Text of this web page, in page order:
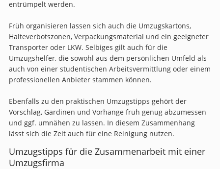
entrümpelt werden.
Früh organisieren lassen sich auch die Umzugskartons,
Halteverbotszonen, Verpackungsmaterial und ein geeigneter
Transporter oder LKW. Selbiges gilt auch für die
Umzugshelfer, die sowohl aus dem persönlichen Umfeld als
auch von einer studentischen Arbeitsvermittlung oder einem
professionellen Anbieter stammen können.
Ebenfalls zu den praktischen Umzugstipps gehört der
Vorschlag, Gardinen und Vorhänge früh genug abzumessen
und ggf. umnähen zu lassen. In diesem Zusammenhang
lässt sich die Zeit auch für eine Reinigung nutzen.
Umzugstipps für die Zusammenarbeit mit einer
Umzugsfirma